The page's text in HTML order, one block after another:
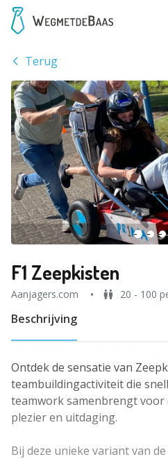
Terug
F1 Zeepkisten
Aanjagers.com 20 - 100
Beschrijving
Ontdek de sensatie van
teambuildingactiviteit die
teamwork samenbrengt
plezier en uitdaging.
Bij deze unieke variant van